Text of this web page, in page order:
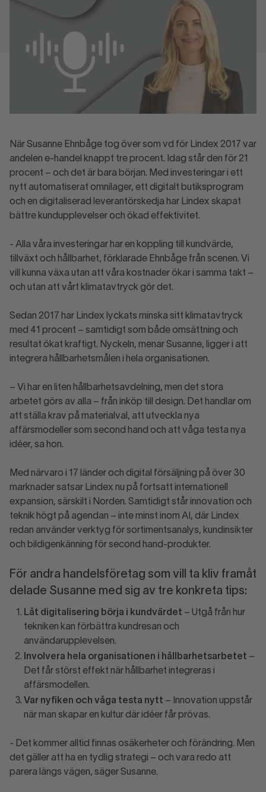
När Susanne Ehnbåge tog över som vd för Lindex 2017 var
andelen e-handel knappt tre procent. Idag står den för 21
procent – och det är bara början. Med investeringar i ett
nytt automatiserat omnilager, ett digitalt butiksprogram
och en digitaliserad leverantörskedja har Lindex skapat
bättre kundupplevelser och ökad effektivitet.
- Alla våra investeringar har en koppling till kundvärde,
tillväxt och hållbarhet, förklarade Ehnbåge från scenen. Vi
vill kunna växa utan att våra kostnader ökar i samma takt –
och utan att vårt klimatavtryck gör det.
Sedan 2017 har Lindex lyckats minska sitt klimatavtryck
med 41 procent – samtidigt som både omsättning och
resultat ökat kraftigt. Nyckeln, menar Susanne, ligger i att
integrera hållbarhetsmålen i hela organisationen.
– Vi har en liten hållbarhetsavdelning, men det stora
arbetet görs av alla – från inköp till design. Det handlar om
att ställa krav på materialval, att utveckla nya
affärsmodeller som second hand och att våga testa nya
idéer, sa hon.
Med närvaro i 17 länder och digital försäljning på över 30
marknader satsar Lindex nu på fortsatt internationell
expansion, särskilt i Norden. Samtidigt står innovation och
teknik högt på agendan – inte minst inom AI, där Lindex
redan använder verktyg för sortimentsanalys, kundinsikter
och bildigenkänning för second hand-produkter.
För andra handelsföretag som vill ta kliv framåt
delade Susanne med sig av tre konkreta tips:
Låt digitalisering börja i kundvärdet – Utgå från hur
tekniken kan förbättra kundresan och
användarupplevelsen.
Involvera hela organisationen i hållbarhetsarbetet –
Det får störst effekt när hållbarhet integreras i
affärsmodellen.
Var nyfiken och våga testa nytt – Innovation uppstår
när man skapar en kultur där idéer får prövas.
- Det kommer alltid finnas osäkerheter och förändring. Men
det gäller att ha en tydlig strategi – och vara redo att
parera längs vägen, säger Susanne.